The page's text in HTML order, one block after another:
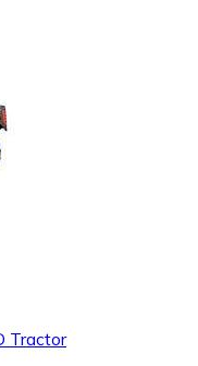
Tractor